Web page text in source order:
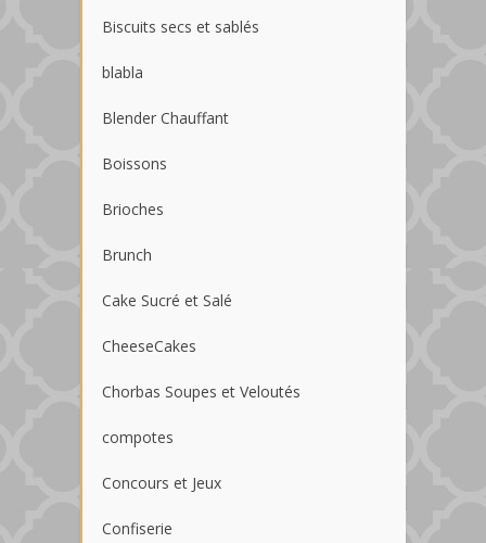
Biscuits secs et sablés
blabla
Blender Chauffant
Boissons
Brioches
Brunch
Cake Sucré et Salé
CheeseCakes
Chorbas Soupes et Veloutés
compotes
Concours et Jeux
Confiserie